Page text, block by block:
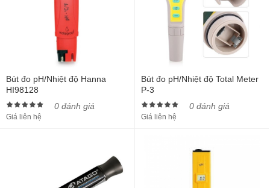
Bút đo pH/Nhiệt độ Hanna
HI98128
0 đánh giá
Giá liên hệ
Bút đo pH/Nhiệt độ Total Meter
P-3
0 đánh giá
Giá liên hệ